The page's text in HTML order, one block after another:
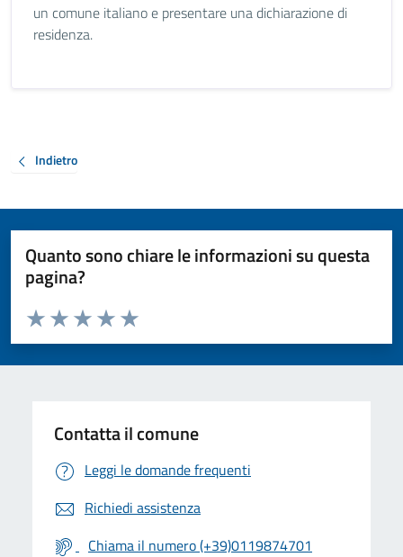
un comune italiano e presentare una dichiarazione di
residenza.
Indietro
Quanto sono chiare le informazioni su questa
pagina?
Valuta da 1 a 5 stelle la pagina
Valuta 5 stelle su 5
Valuta 4 stelle su 5
Valuta 3 stelle su 5
Valuta 2 stelle su 5
Valuta 1 stelle su 5
Contatta il comune
Leggi le domande frequenti
Richiedi assistenza
Chiama il numero (+39)0119874701